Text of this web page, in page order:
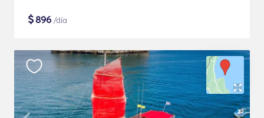
$896 /día